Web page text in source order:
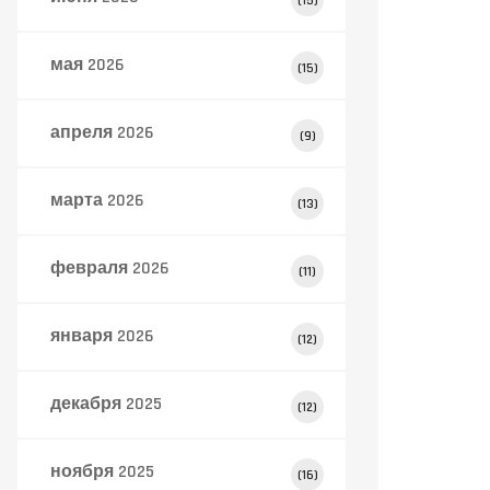
мая 2026 (15)
апреля 2026 (9)
марта 2026 (13)
февраля 2026 (11)
января 2026 (12)
декабря 2025 (12)
ноября 2025 (16)